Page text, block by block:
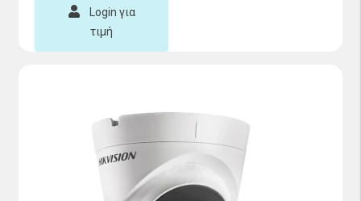
Login για
τιμή